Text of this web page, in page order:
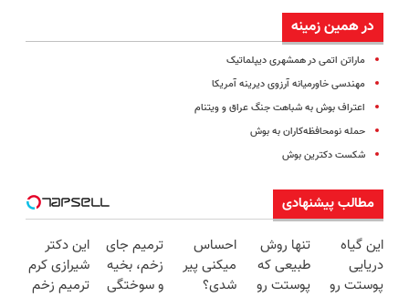
در همین زمینه
ماراتن اتمی در همشهری دیپلماتیک
مهندسی خاورمیانه آرزوی دیرینه آمریکا
اعتراف بوش به شباهت جنگ عراق و ویتنام
حمله نومحافظه‌کاران به بوش
شکست دکترین بوش
مطالب پیشنهادی
این گیاه
دریایی
پوستت رو
تنها روش
طبیعی که
پوستت رو
احساس
میکنی پیر
شدی؟
ترمیم جای
زخم، بخیه
و سوختگی
این دکتر
شیرازی کرم
ترمیم زخم